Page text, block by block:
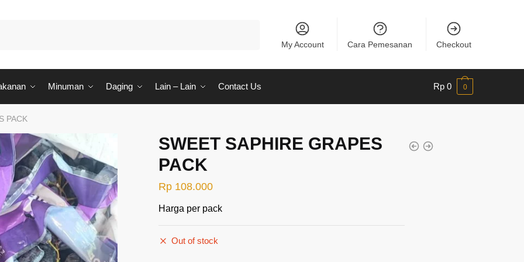
My Account Cara Pemesanan Checkout
Minuman Daging Lain – Lain Contact Us Rp 0 0
PACK
SWEET SAPHIRE GRAPES
PACK
Rp108.000
Harga per pack
Out of stock